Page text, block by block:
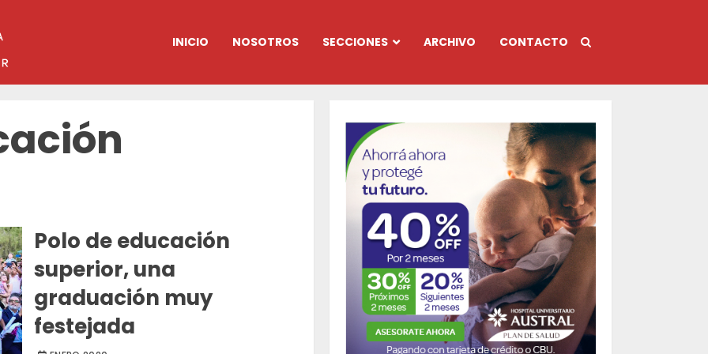
INICIO NOSOTROS SECCIONES ARCHIVO CONTACTO
Polo de educación
superior, una
graduación muy
festejada